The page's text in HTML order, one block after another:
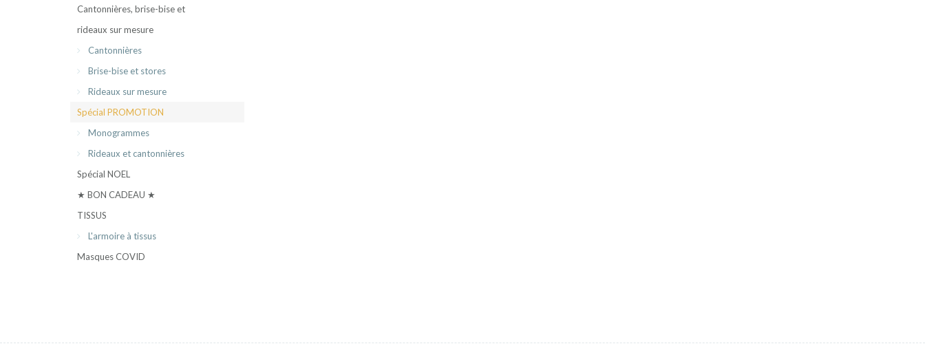
Cantonnières, brise-bise et
rideaux sur mesure
Cantonnières
Brise-bise et stores
Rideaux sur mesure
Spécial PROMOTION
Monogrammes
Rideaux et cantonnières
Spécial NOEL
★ BON CADEAU ★
TISSUS
L'armoire à tissus
Masques COVID